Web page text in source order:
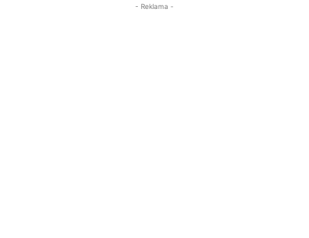
- Reklama -